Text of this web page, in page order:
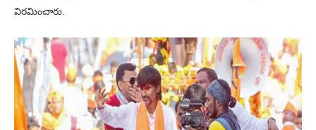
విరమించారు.